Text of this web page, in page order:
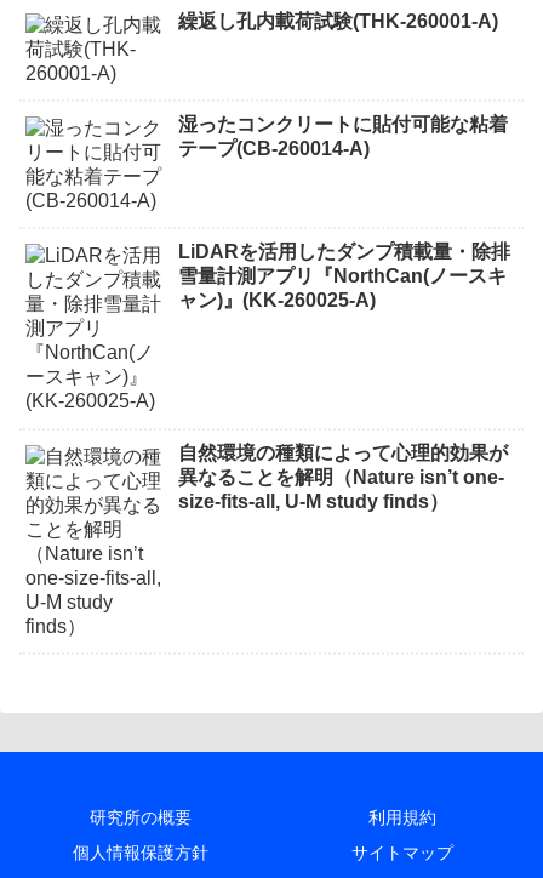
繰返し孔内載荷試験(THK-260001-A)
湿ったコンクリートに貼付可能な粘着
テープ(CB-260014-A)
LiDARを活用したダンプ積載量・除排
雪量計測アプリ『NorthCan(ノースキ
ャン)』(KK-260025-A)
自然環境の種類によって心理的効果が
異なることを解明（Nature isn’t one-
size-fits-all, U-M study finds）
研究所の概要
利用規約
個人情報保護方針
サイトマップ